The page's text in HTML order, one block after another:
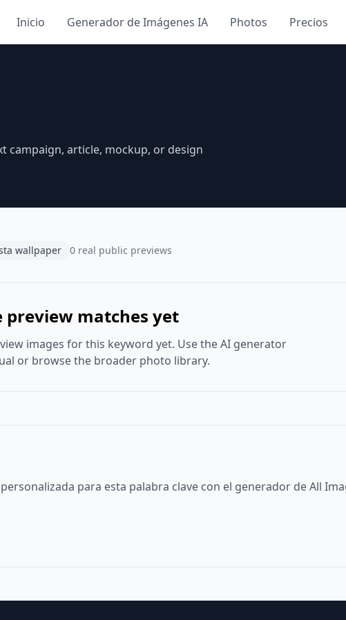
Inicio Generador de Imágenes IA Photos Precios
campaign, article, mockup, or design
wallpaper 0 real public previews
preview matches yet
images for this keyword yet. Use the AI generator
or browse the broader photo library.
para esta palabra clave con el generador de All